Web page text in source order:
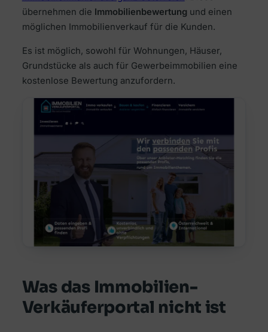
übernehmen die Immobilienbewertung und einen
möglichen Immobilienverkauf für die Kunden.
Es ist möglich, sowohl für Wohnungen, Häuser,
Grundstücke als auch für Gewerbeimmobilien eine
kostenlose Bewertung anzufordern.
Was das Immobilien-
Verkäuferportal nicht ist